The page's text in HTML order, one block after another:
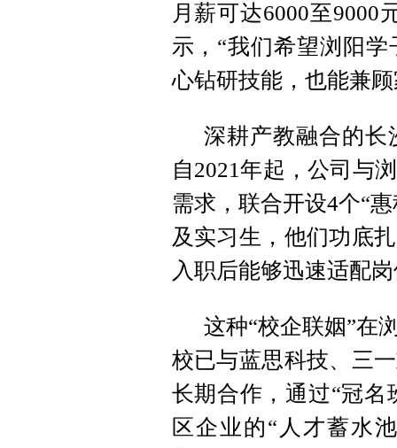
月薪可达6000至9000
示，“我们希望浏阳
心钻研技能，也能兼
深耕产教融合的长
自2021年起，公司与
需求，联合开设4个“
及实习生，他们功底
入职后能够迅速适配岗
这种“校企联姻”在
校已与蓝思科技、三
长期合作，通过“冠名
区企业的“人才蓄水